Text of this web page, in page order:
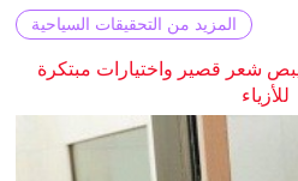
المزيد من التحقيقات السياحية
شعر قصير واختيارات مبتكرة
للأزياء